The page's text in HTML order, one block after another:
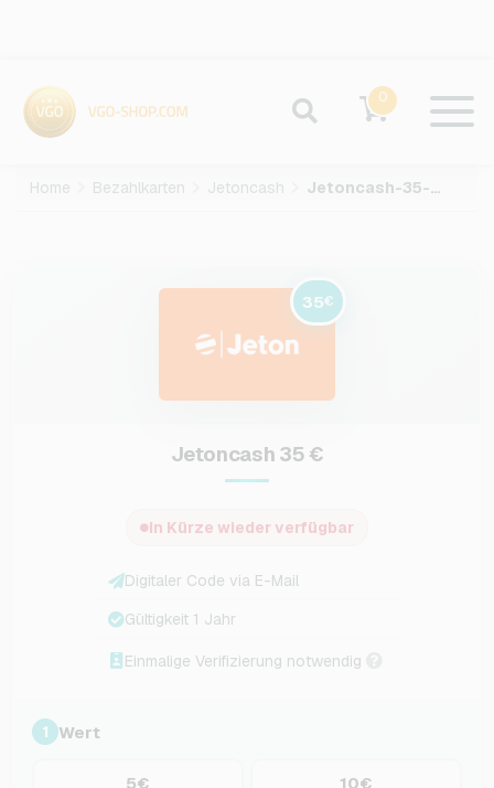
0
Home Bezahlkarten Jetoncash Jetoncash-35-EUR
35€
Jetoncash 35 €
In Kürze wieder verfügbar
Digitaler Code via E-Mail
Gültigkeit 1 Jahr
Einmalige Verifizierung notwendig
1 Wert
5€ 10€